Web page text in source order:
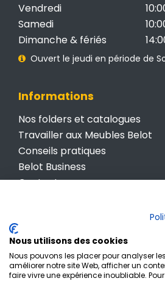
Vendredi
Samedi
Dimanche & fériés
Ouvert le jeudi en période de
Informations
Nos folders et catalogues
Travailler aux Meubles Belot
Conseils pratiques
Belot Business
Contactez-nous
Nous utilisons des cookies
Nous pouvons les placer pour analyser
améliorer notre site Web, afficher un
faire vivre une expérience inoubliable.